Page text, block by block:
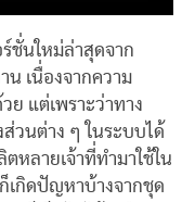
ชั่นใหม่ล่าสุดจาก
น เนื่องจากความ
แต่เพราะว่าทาง
ส่วนต่าง ๆ ในระบบได้
หลายเจ้าที่ทำมาใช้ใน
เกิดปัญหาบ้างจากชุด